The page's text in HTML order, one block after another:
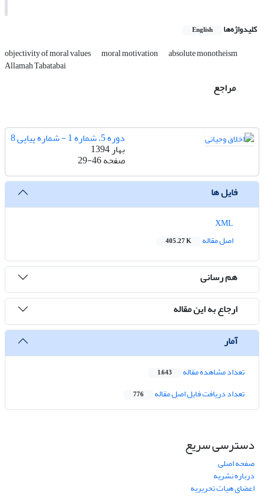
کلیدواژه‌ها English
objectivity of moral values moral motivation absolute monotheism
Allamah Tabatabai
مراجع
دوره 5، شماره 1 - شماره پیاپی 8
بهار 1394
صفحه29-46
فایل ها
اصل مقاله
405.27 K
هم رسانی
ارجاع به این مقاله
آمار
تعداد مشاهده مقاله 1,643
تعداد دریافت فایل اصل مقاله 776
دسترسی سریع
صفحه اصلی
درباره نشریه
اعضای هیات تحریریه